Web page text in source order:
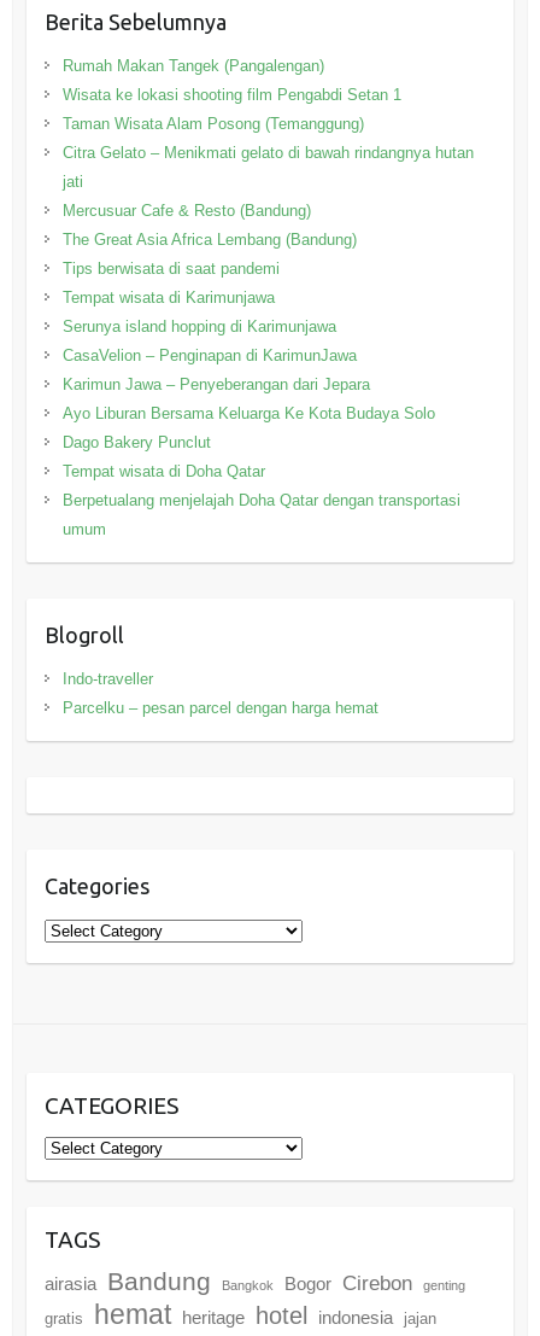
Berita Sebelumnya
Rumah Makan Tangek (Pangalengan)
Wisata ke lokasi shooting film Pengabdi Setan 1
Taman Wisata Alam Posong (Temanggung)
Citra Gelato – Menikmati gelato di bawah rindangnya hutan
jati
Mercusuar Cafe & Resto (Bandung)
The Great Asia Africa Lembang (Bandung)
Tips berwisata di saat pandemi
Tempat wisata di Karimunjawa
Serunya island hopping di Karimunjawa
CasaVelion – Penginapan di KarimunJawa
Karimun Jawa – Penyeberangan dari Jepara
Ayo Liburan Bersama Keluarga Ke Kota Budaya Solo
Dago Bakery Punclut
Tempat wisata di Doha Qatar
Berpetualang menjelajah Doha Qatar dengan transportasi
umum
Blogroll
Indo-traveller
Parcelku – pesan parcel dengan harga hemat
Categories
Categories
CATEGORIES
Categories
TAGS
airasia Bandung Bangkok Bogor Cirebon genting
gratis hemat heritage hotel indonesia jajan